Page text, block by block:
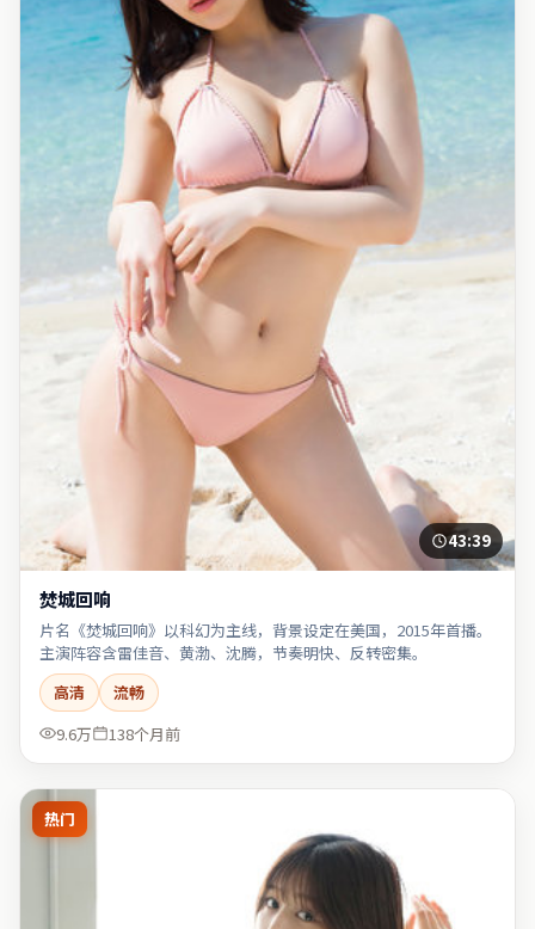
43:39
焚城回响
片名《焚城回响》以科幻为主线，背景设定在美国，2015年首播。
主演阵容含雷佳音、黄渤、沈腾，节奏明快、反转密集。
高清
流畅
9.6万
138个月前
热门